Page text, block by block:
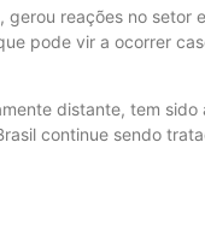
reações no setor
pode vir a ocorrer
distante, tem sido
continue sendo